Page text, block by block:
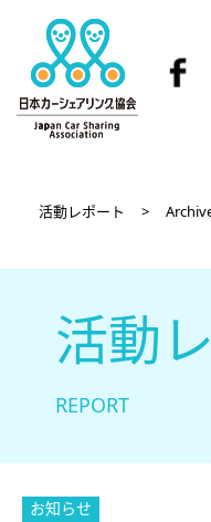
活動レポート >
活動
REPORT
お知らせ